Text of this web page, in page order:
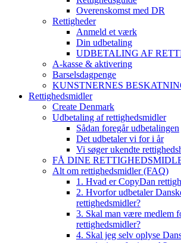
Overenskomst med DR
Rettigheder
Anmeld et værk
Din udbetaling
UDBETALING AF
A-kasse & aktivering
Barselsdagpenge
KUNSTNERNES
Rettighedsmidler
Create Denmark
Udbetaling af rettighedsmidler
Sådan foregår udbetalingen
Det udbetaler vi for i år
Vi søger ukendte
FÅ DINE
Alt om rettighedsmidler (FAQ)
1. Hvad er CopyDan
2. Hvorfor udbetaler
rettighedsmidler?
3. Skal man være medlem
rettighedsmidler?
4. Skal jeg selv oplyse